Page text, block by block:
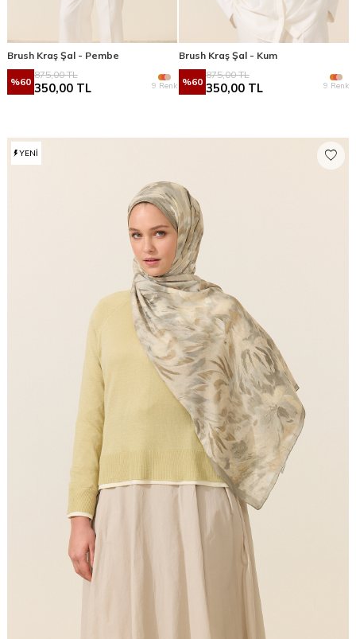
Brush Kraş Şal - Pembe
%60
875,00TL
350,00 TL 9 Renk
Brush Kraş Şal - Kum
%60
875,00TL
350,00 TL 9 Renk
YENI